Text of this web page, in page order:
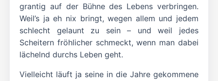
grantig auf der Bühne des Lebens verbringen.
Weil’s ja eh nix bringt, wegen allem und jedem
schlecht gelaunt zu sein – und weil jedes
Scheitern fröhlicher schmeckt, wenn man dabei
lächelnd durchs Leben geht.
Vielleicht läuft ja seine in die Jahre gekommene